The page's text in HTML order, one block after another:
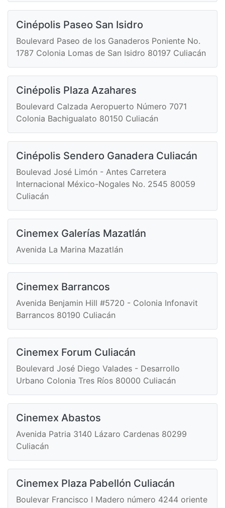
Cinépolis Paseo San Isidro
Boulevard Paseo de los Ganaderos Poniente No.
1787 Colonia Lomas de San Isidro 80197 Culiacán
Cinépolis Plaza Azahares
Boulevard Calzada Aeropuerto Número 7071
Colonia Bachigualato 80150 Culiacán
Cinépolis Sendero Ganadera Culiacán
Boulevad José Limón - Antes Carretera
Internacional México-Nogales No. 2545 80059
Culiacán
Cinemex Galerías Mazatlán
Avenida La Marina Mazatlán
Cinemex Barrancos
Avenida Benjamin Hill #5720 - Colonia Infonavit
Barrancos 80190 Culiacán
Cinemex Forum Culiacán
Boulevard José Diego Valades - Desarrollo
Urbano Colonia Tres Ríos 80000 Culiacán
Cinemex Abastos
Avenida Patria 3140 Lázaro Cardenas 80299
Culiacán
Cinemex Plaza Pabellón Culiacán
Boulevar Francisco I Madero número 4244 oriente